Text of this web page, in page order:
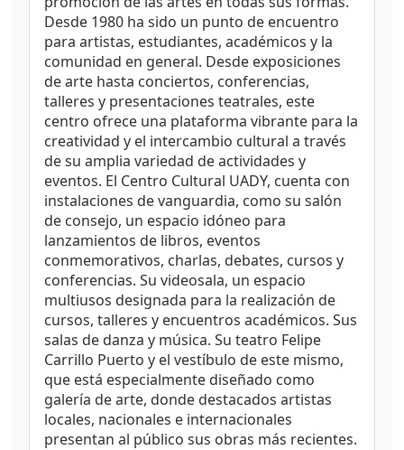
Desde 1980 ha sido un punto de encuentro
para artistas, estudiantes, académicos y la
comunidad en general. Desde exposiciones
de arte hasta conciertos, conferencias,
talleres y presentaciones teatrales, este
centro ofrece una plataforma vibrante para la
creatividad y el intercambio cultural a través
de su amplia variedad de actividades y
eventos. El Centro Cultural UADY, cuenta con
instalaciones de vanguardia, como su salón
de consejo, un espacio idóneo para
lanzamientos de libros, eventos
conmemorativos, charlas, debates, cursos y
conferencias. Su videosala, un espacio
multiusos designada para la realización de
cursos, talleres y encuentros académicos. Sus
salas de danza y música. Su teatro Felipe
Carrillo Puerto y el vestíbulo de este mismo,
que está especialmente diseñado como
galería de arte, donde destacados artistas
locales, nacionales e internacionales
presentan al público sus obras más recientes.